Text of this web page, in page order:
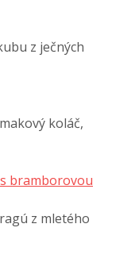
z ječných
koláč,
bramborovou
z mletého